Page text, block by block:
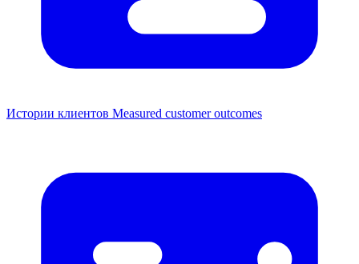
Истории клиентов Measured customer outcomes